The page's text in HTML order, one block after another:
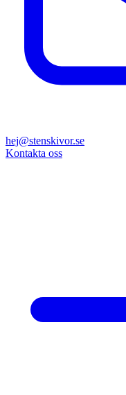
hej@stenskivor.se
Kontakta oss